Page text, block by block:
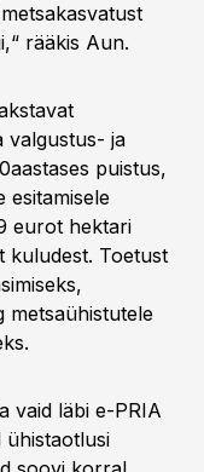
rääkis Aun.
valgustus- ja
puistus,
esitamisele
eurot hektari
kuludest. Toetust
metsaühistutele
vaid läbi e-PRIA
ühistaotlusi